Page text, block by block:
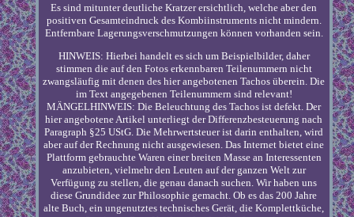
Es sind mitunter deutliche Kratzer ersichtlich, welche aber den
positiven Gesamteindruck des Kombiinstruments nicht mindern.
Entfernbare Lagerungsverschmutzungen können vorhanden sein.
HINWEIS: Hierbei handelt es sich um Beispielbilder, daher
stimmen die auf den Fotos erkennbaren Teilenummern nicht
zwangsläufig mit denen des hier angebotenen Tachos überein. Die
im Text angegebenen Teilenummern sind relevant!
MÄNGELHINWEIS: Die Beleuchtung des Tachos ist defekt. Der
hier angebotene Artikel unterliegt der Differenzbesteuerung nach
Paragraph §25 UStG. Die Mehrwertsteuer ist darin enthalten, wird
aber auf der Rechnung nicht ausgewiesen. Das Internet bietet eine
Plattform gebrauchte Waren einer breiten Masse an Interessenten
anzubieten, vielmehr den Leuten auf der ganzen Welt zur
Verfügung zu stellen, die genau danach suchen. Wir haben uns
diese Grundidee zur Philosophie gemacht. Ob es das 200 Jahre
alte Buch, ein ungenutztes technisches Gerät, die Komplettküche,